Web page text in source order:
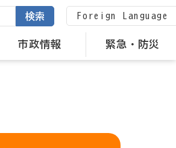
市政情報 緊急・防災
検索 Foreign Language